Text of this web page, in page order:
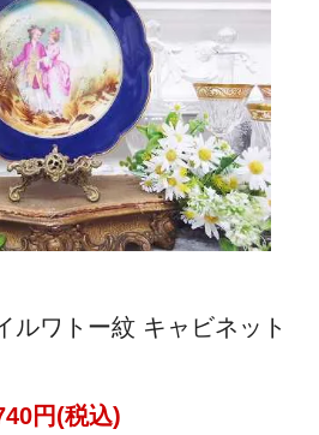
ルワトー紋 キャビネット
円(税込)